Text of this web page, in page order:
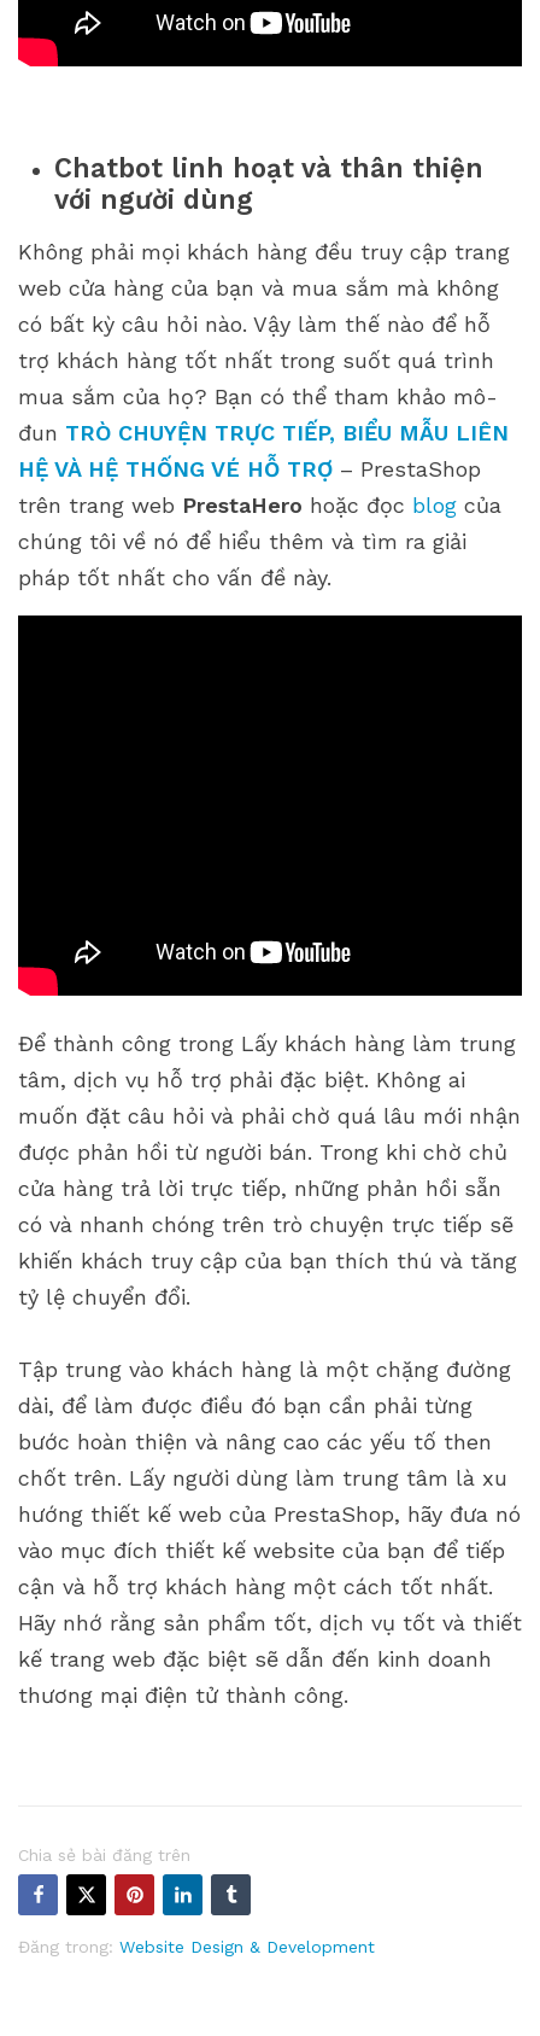
Chatbot linh hoạt và thân thiện
với người dùng
Không phải mọi khách hàng đều truy cập trang
web cửa hàng của bạn và mua sắm mà không
có bất kỳ câu hỏi nào. Vậy làm thế nào để hỗ
trợ khách hàng tốt nhất trong suốt quá trình
mua sắm của họ? Bạn có thể tham khảo mô-
đun TRÒ CHUYỆN TRỰC TIẾP, BIỂU MẪU LIÊN
HỆ VÀ HỆ THỐNG VÉ HỖ TRỢ – PrestaShop
trên trang web PrestaHero hoặc đọc blog của
chúng tôi về nó để hiểu thêm và tìm ra giải
pháp tốt nhất cho vấn đề này.
Để thành công trong Lấy khách hàng làm trung
tâm, dịch vụ hỗ trợ phải đặc biệt. Không ai
muốn đặt câu hỏi và phải chờ quá lâu mới nhận
được phản hồi từ người bán. Trong khi chờ chủ
cửa hàng trả lời trực tiếp, những phản hồi sẵn
có và nhanh chóng trên trò chuyện trực tiếp sẽ
khiến khách truy cập của bạn thích thú và tăng
tỷ lệ chuyển đổi.
Tập trung vào khách hàng là một chặng đường
dài, để làm được điều đó bạn cần phải từng
bước hoàn thiện và nâng cao các yếu tố then
chốt trên. Lấy người dùng làm trung tâm là xu
hướng thiết kế web của PrestaShop, hãy đưa nó
vào mục đích thiết kế website của bạn để tiếp
cận và hỗ trợ khách hàng một cách tốt nhất.
Hãy nhớ rằng sản phẩm tốt, dịch vụ tốt và thiết
kế trang web đặc biệt sẽ dẫn đến kinh doanh
thương mại điện tử thành công.
Chia sẻ bài đăng trên
Đăng trong: Website Design & Development